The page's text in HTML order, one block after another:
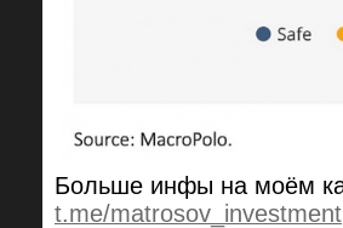
Больше инфы на моём
t.me/matrosov_investment